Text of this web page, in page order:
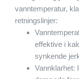
vanntemperatur,
retningslinjer:
effektive i
synkende
Vannklarhet: